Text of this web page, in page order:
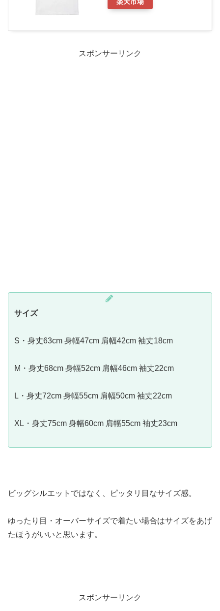
楽天市場
スポンサーリンク
サイズ
S・身丈63cm 身幅47cm 肩幅42cm 袖丈18cm
M・身丈68cm 身幅52cm 肩幅46cm 袖丈22cm
L・身丈72cm 身幅55cm 肩幅50cm 袖丈22cm
XL・身丈75cm 身幅60cm 肩幅55cm 袖丈23cm
ビッグシルエットではなく、ピッタリ目なサイズ感。
ゆったり目・オーバーサイズで着たい場合はサイズをあげ
たほうがいいと思います。
スポンサーリンク